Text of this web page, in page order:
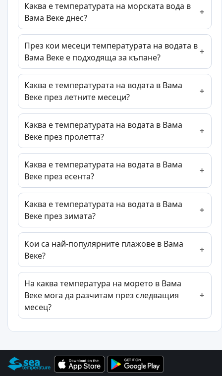
Каква е температурата на морската вода в
Вама Веке днес?
През кои месеци температурата на водата в
Вама Веке е подходяща за къпане?
Каква е температурата на водата в Вама
Веке през летните месеци?
Каква е температурата на водата в Вама
Веке през пролетта?
Каква е температурата на водата в Вама
Веке през есента?
Каква е температурата на водата в Вама
Веке през зимата?
Кои са най-популярните плажове в Вама
Веке?
На каква температура на морето в Вама
Веке мога да разчитам през следващия
месец?